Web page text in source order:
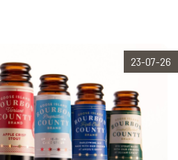
23-07-26